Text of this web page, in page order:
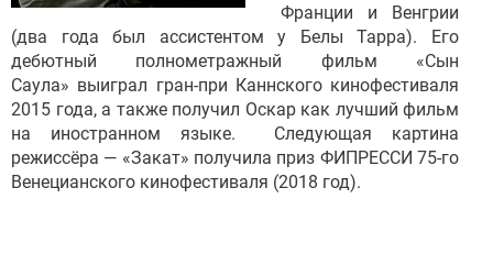
Франции и Венгрии
(два года был ассистентом у Белы Тарра). Его
дебютный полнометражный фильм «Сын
Саула» выиграл гран-при Каннского кинофестиваля
2015 года, а также получил Оскар как лучший фильм
на иностранном языке. Следующая картина
режиссёра — «Закат» получила приз ФИПРЕССИ 75-го
Венецианского кинофестиваля (2018 год).